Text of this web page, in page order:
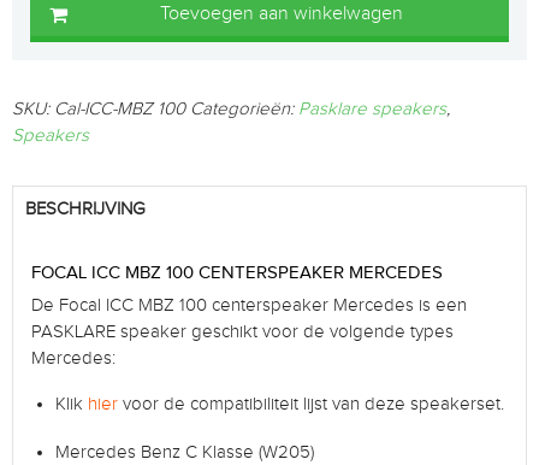
Toevoegen aan winkelwagen
SKU: Cal-ICC-MBZ 100 Categorieën: Pasklare speakers,
Speakers
BESCHRIJVING
FOCAL ICC MBZ 100 CENTERSPEAKER MERCEDES
De Focal ICC MBZ 100 centerspeaker Mercedes is een
PASKLARE speaker geschikt voor de volgende types
Mercedes:
Klik hier voor de compatibiliteit lijst van deze speakerset.
Mercedes Benz C Klasse (W205)